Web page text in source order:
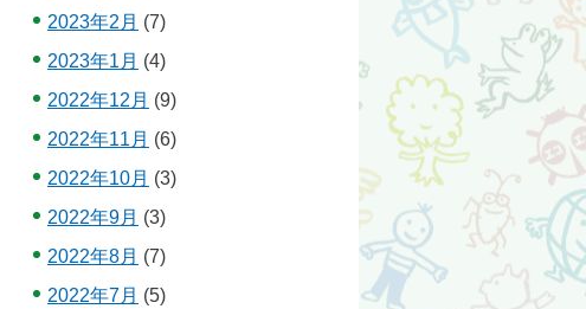
2023年2月 (7)
2023年1月 (4)
2022年12月 (9)
2022年11月 (6)
2022年10月 (3)
2022年9月 (3)
2022年8月 (7)
2022年7月 (5)